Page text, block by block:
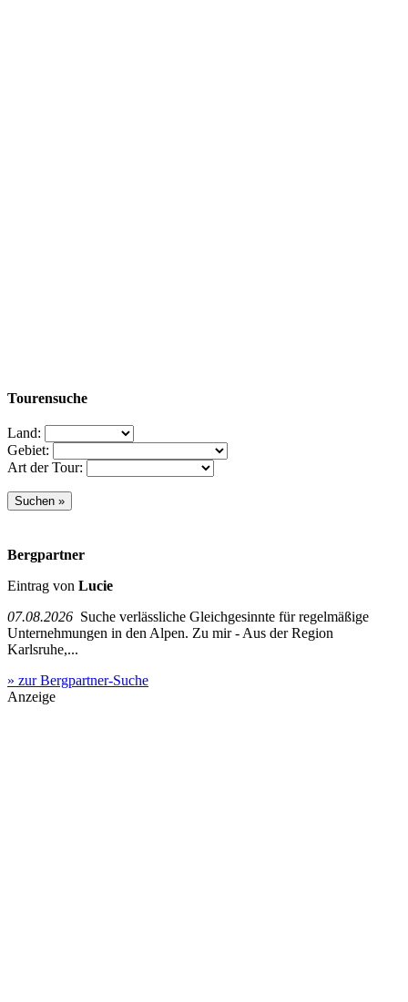
Tourensuche
Land:
Gebiet:
Art der Tour:
Bergpartner
Eintrag von Lucie
07.08.2026 Suche verlässliche Gleichgesinnte für regelmäßige
Unternehmungen in den Alpen. Zu mir - Aus der Region
Karlsruhe,...
» zur Bergpartner-Suche
Anzeige